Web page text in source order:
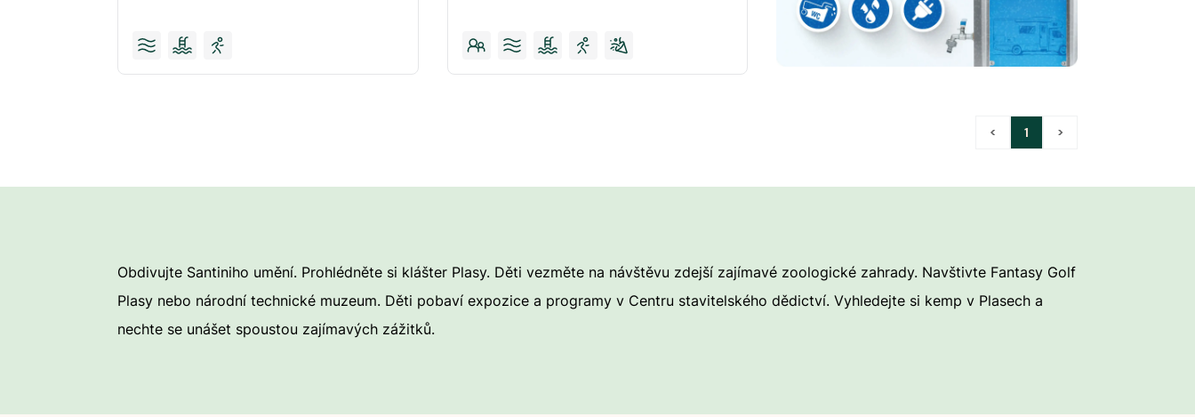
< 1 >
Obdivujte Santiniho umění. Prohlédněte si klášter Plasy. Děti vezměte na návštěvu zdejší zajímavé zoologické zahrady. Navštivte Fantasy Golf
Plasy nebo národní technické muzeum. Děti pobaví expozice a programy v Centru stavitelského dědictví. Vyhledejte si kemp v Plasech a
nechte se unášet spoustou zajímavých zážitků.